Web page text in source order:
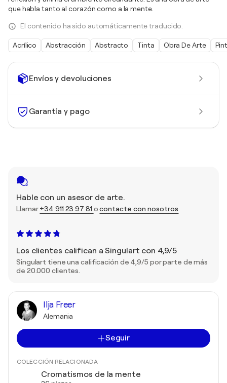
Envíos y devoluciones
Garantía y pago
Hable con un asesor de arte.
Llamar+34 911 23 97 81 ocontacte con nosotros
Los clientes califican a Singulart con 4,9/5
Singulart tiene una calificación de 4,9/5 por parte de más
de 20.000 clientes.
Ilja Freer
Alemania
Seguir
COLECCIÓN RELACIONADA
Cromatismos de la mente
que habla tanto al corazón como a la mente.
El contenido ha sido automáticamente traducido.
Acrílico Abstracción Abstracto Tinta Obra De Arte